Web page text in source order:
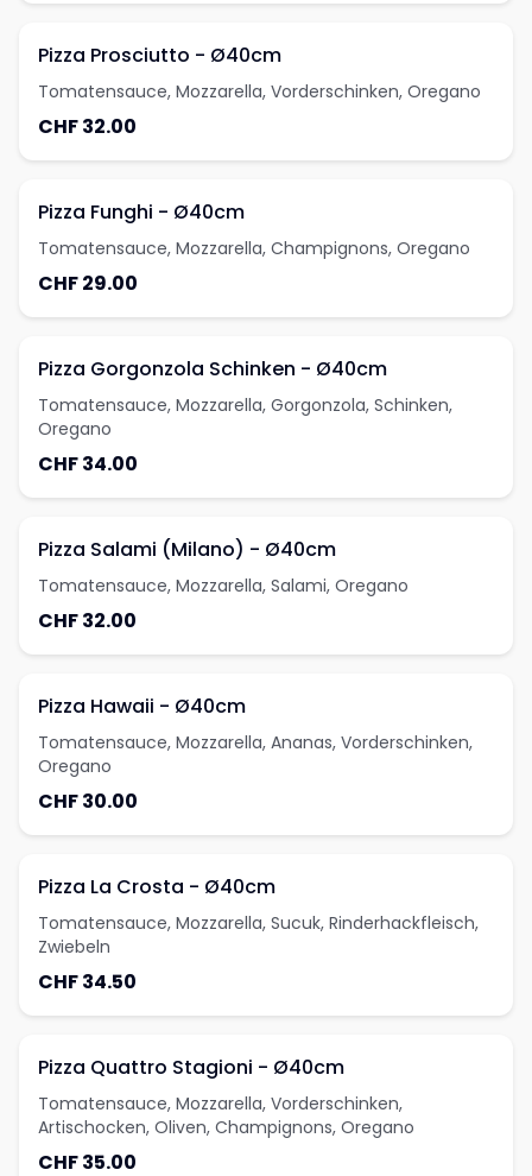
Pizza Prosciutto - Ø40cm
Tomatensauce, Mozzarella, Vorderschinken, Oregano
CHF 32.00
Pizza Funghi - Ø40cm
Tomatensauce, Mozzarella, Champignons, Oregano
CHF 29.00
Pizza Gorgonzola Schinken - Ø40cm
Tomatensauce, Mozzarella, Gorgonzola, Schinken,
Oregano
CHF 34.00
Pizza Salami (Milano) - Ø40cm
Tomatensauce, Mozzarella, Salami, Oregano
CHF 32.00
Pizza Hawaii - Ø40cm
Tomatensauce, Mozzarella, Ananas, Vorderschinken,
Oregano
CHF 30.00
Pizza La Crosta - Ø40cm
Tomatensauce, Mozzarella, Sucuk, Rinderhackfleisch,
Zwiebeln
CHF 34.50
Pizza Quattro Stagioni - Ø40cm
Tomatensauce, Mozzarella, Vorderschinken,
Artischocken, Oliven, Champignons, Oregano
CHF 35.00